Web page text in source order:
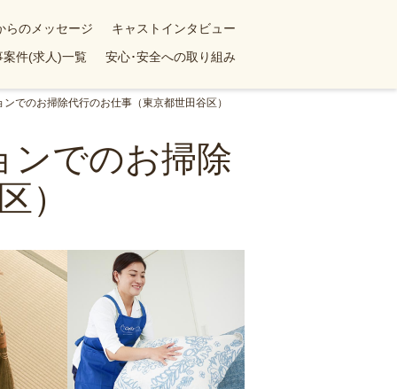
らのメッセージ
キャストインタビュー
案件(求人)一覧 安心･安全への取り組み
でのお掃除代行のお仕事（東京都世田谷区）
ンでのお掃除
）